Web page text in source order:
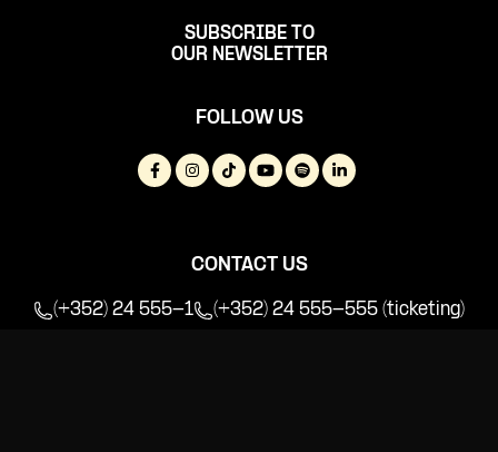
SUBSCRIBE TO
OUR NEWSLETTER
FOLLOW US
CONTACT US
(+352) 24 555-1
(+352) 24 555-555 (ticketing)